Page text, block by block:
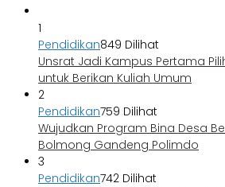
1
Pendidikan849 Dilihat
Unsrat Jadi Kampus Pertama
untuk Berikan Kuliah Umum
2
Pendidikan759 Dilihat
Wujudkan Program Bina Desa
Bolmong Gandeng Polimdo
3
Pendidikan742 Dilihat